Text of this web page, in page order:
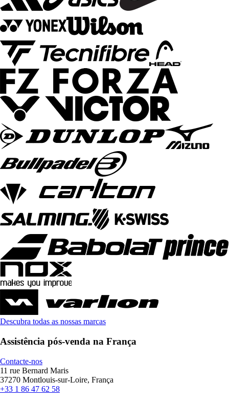
Descubra todas as nossas marcas
Assistência pós-venda na França
Contacte-nos
11 rue Bernard Maris
37270 Montlouis-sur-Loire, França
+33 1 86 47 62 58